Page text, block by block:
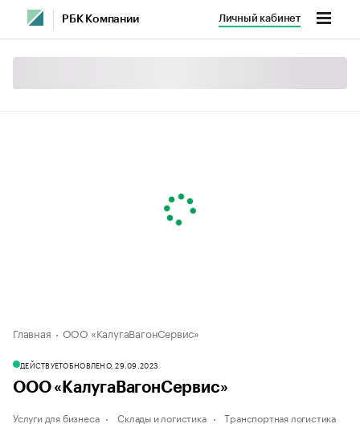
РБК Компании Личный кабинет
Главная ООО «КалугаВагонСервис»
ДЕЙСТВУЕТОБНОВЛЕНО, 29.09.2023
ООО «КалугаВагонСервис»
Услуги для бизнеса Склады и логистика Транспортная логистика